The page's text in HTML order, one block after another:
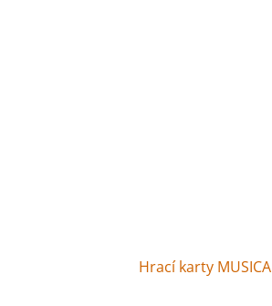
Hrací karty MUSICA